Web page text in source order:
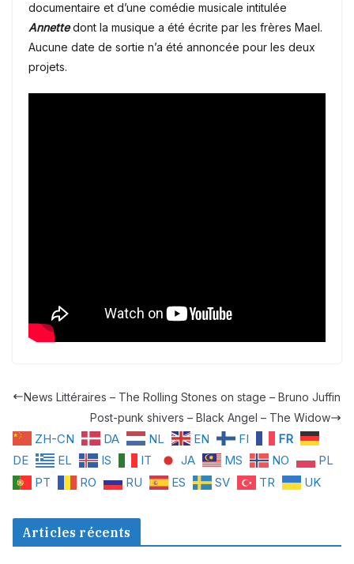
documentaire et d’une comédie musicale intitulée
Annettedont la musique a été écrite par les frères Mael.
Aucune date de sortie n’a été annoncée pour les deux
projets.
News Littéraires – The Rolling Stones on stage – Bruno Juffin
Post-punk shivers – Black Angel – The Widow
ZH-CN DA NL EN FI
FR
DE
EL IS IT JA MS NO
PL
PT
RO RU ES SV TR UK
Articles récents